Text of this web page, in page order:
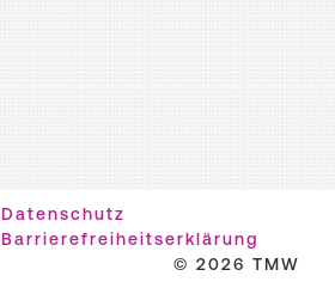
Datenschutz
Barrierefreiheitserklärung
© 2026 TMW